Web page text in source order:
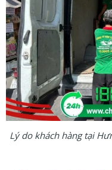
Lý do khách hàng tại